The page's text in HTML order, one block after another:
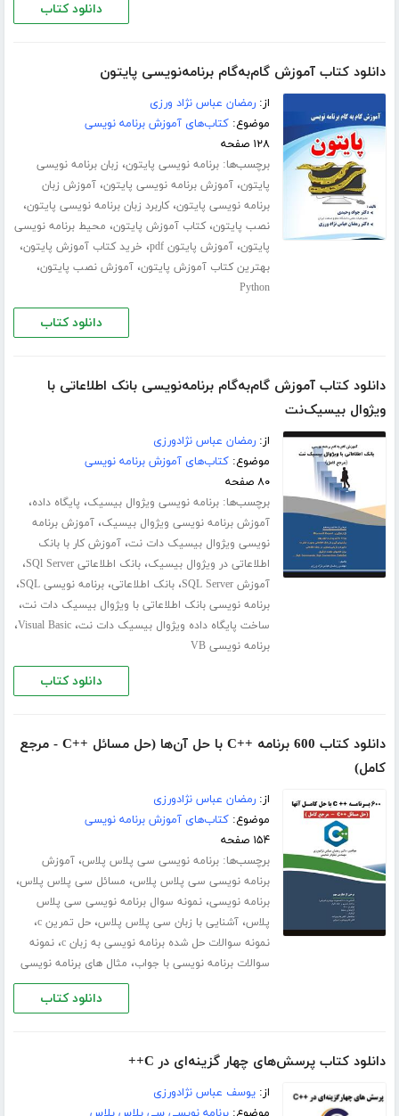
دانلود کتاب
دانلود کتاب آموزش گام‌به‌گام برنامه‌نویسی پایتون
از:رمضان عباس نژاد ورزی
موضوع:کتاب‌های آموزش برنامه نویسی
۱۲۸ صفحه
برچسب‌ها:برنامه نویسی پایتون، زبان برنامه نویسی
پایتون،آموزش برنامه نویسی پایتون،آموزش زبان
برنامه نویسی پایتون،کاربرد زبان برنامه نویسی پایتون،
نصب پایتون،کتاب آموزش پایتون، محیط برنامه نویسی
پایتون،آموزش پایتون pdf ، خرید کتاب آموزش پایتون،
بهترین کتاب آموزش پایتون،آموزش نصب پایتون،
Python
دانلود کتاب
دانلود کتاب آموزش گام‌به‌گام برنامه‌نویسی بانک اطلاعاتی با
ویژوال بیسیک‌نت
از:رمضان عباس نژادورزی
موضوع:کتاب‌های آموزش برنامه نویسی
۸۰ صفحه
برچسب‌ها:برنامه نویسی ویژوال بیسیک، پایگاه داده،
آموزش برنامه نویسی ویژوال بیسیک،آموزش برنامه
نویسی ویژوال بیسیک دات نت،آموزش کار با بانک
اطلاعاتی در ویژوال بیسیک،بانک اطلاعاتی SQl Server ،
آموزش SQL Server ،بانک اطلاعاتی،برنامه نویسی SQL ،
برنامه نویسی بانک اطلاعاتی با ویژوال بیسیک دات نت،
ساخت پایگاه داده ویژوال بیسیک دات نت،Visual Basic،
برنامه نویسی VB
دانلود کتاب
دانلود کتاب 600 برنامه ++C با حل آن‌ها (حل مسائل ++C - مرجع
کامل)
از:رمضان عباس نژادورزی
موضوع:کتاب‌های آموزش برنامه نویسی
۱۵۴ صفحه
برچسب‌ها:برنامه نویسی سی پلاس پلاس،آموزش
برنامه نویسی سی پلاس پلاس، مسائل سی پلاس پلاس،
برنامه نویسی،نمونه سوال برنامه نویسی سی پلاس
پلاس،آشنایی با زبان سی پلاس پلاس،حل تمرین c ،
نمونه سوالات حل شده برنامه نویسی به زبان c ،نمونه
سوالات برنامه نویسی با جواب، مثال های برنامه نویسی
دانلود کتاب
دانلود کتاب پرسش‌های چهار گزینه‌ای در C++
از:یوسف عباس نژادورزی